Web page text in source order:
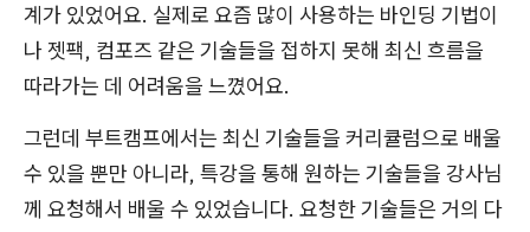
계가 있었어요. 실제로 요즘 많이 사용하는 바인딩 기법이
나 젯팩, 컴포즈 같은 기술들을 접하지 못해 최신 흐름을
따라가는 데 어려움을 느꼈어요.
그런데 부트캠프에서는 최신 기술들을 커리큘럼으로 배울
수 있을 뿐만 아니라, 특강을 통해 원하는 기술들을 강사님
께 요청해서 배울 수 있었습니다. 요청한 기술들은 거의 다